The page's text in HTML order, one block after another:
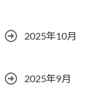
2025年10月
2025年9月